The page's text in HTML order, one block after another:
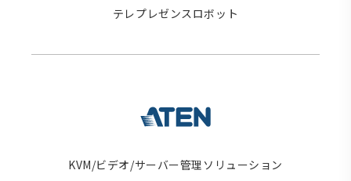
テレプレゼンスロボット
KVM/ビデオ/サーバー管理ソリューション